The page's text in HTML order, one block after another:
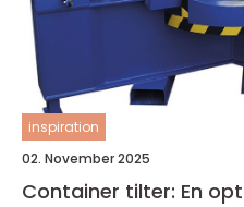
inspiration
02. November 2025
Container tilter: En